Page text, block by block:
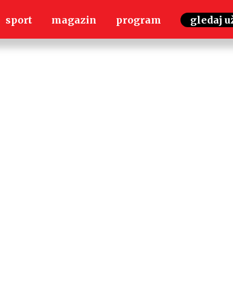
sport magazin program gledaj